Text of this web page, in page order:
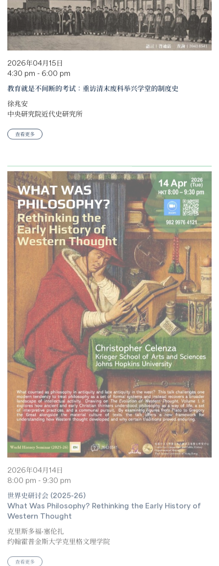
2026年04月15日
4:30 pm - 6:00 pm
教育就是不间断的考试：重访清末废科举兴学堂的制度史
徐兆安
中央研究院近代史研究所
查看更多
2026年04月14日
8:00 pm - 9:30 pm
世界史研讨会 (2025-26)
What Was Philosophy? Rethinking the Early History of
Western Thought
克里斯多福·塞伦扎
约翰霍普金斯大学克里格文理学院